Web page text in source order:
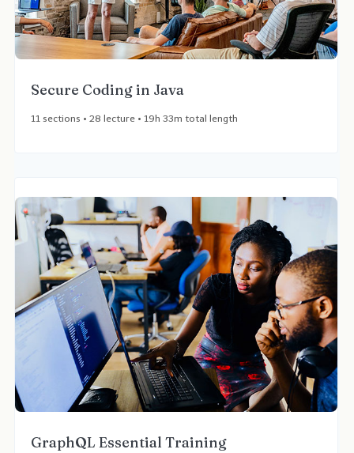
Secure Coding in Java​
11 sections • 28 lecture • 19h 33m total length
GraphQL Essential Training​